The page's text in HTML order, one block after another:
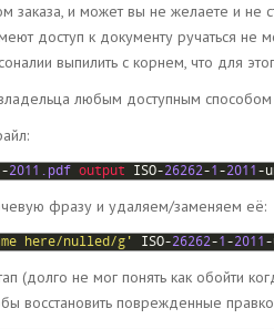
и может вы не желаете и не
доступ к документу ручаться не
выпилить с корнем, что для
любым доступным способом
-2011.pdf output ISO-26262-1 -2011 -
фразу и удаляем/заменяем её:
here/nulled/g' ISO-26262-1 -2011 -
(долго не мог понять как обойти
восстановить поврежденные